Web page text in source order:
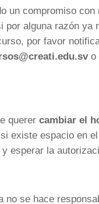
un compromiso con
por alguna razón ya
por favor
o
querer cambiar el
existe espacio en
esperar la
no se hace